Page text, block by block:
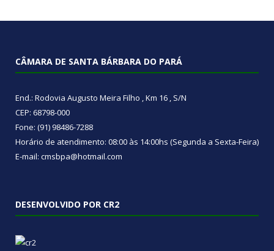
CÂMARA DE SANTA BÁRBARA DO PARÁ
End.: Rodovia Augusto Meira Filho , Km 16 , S/N
CEP: 68798-000
Fone: (91) 98486-7288
Horário de atendimento: 08:00 às 14:00hs (Segunda a Sexta-Feira)
E-mail: cmsbpa@hotmail.com
DESENVOLVIDO POR CR2